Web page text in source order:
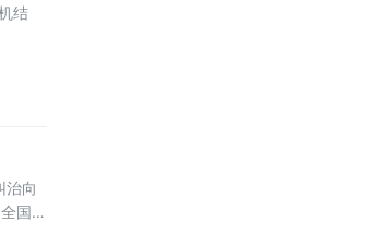
结
治向
国各